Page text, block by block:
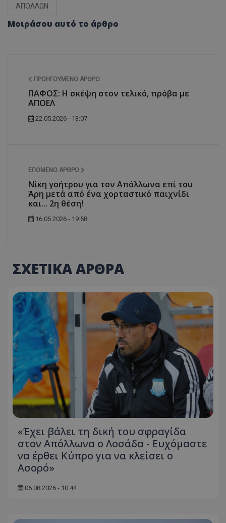
ΑΠΟΛΛΩΝ
Μοιράσου αυτό το άρθρο
ΠΡΟΗΓΟΎΜΕΝΟ ΆΡΘΡΟ
ΠΑΦΟΣ: Η σκέψη στον τελικό, πρόβα με
ΑΠΟΕΛ
22.05.2026 - 13:07
ΕΠΌΜΕΝΟ ΆΡΘΡΟ
Νίκη γοήτρου για τον Απόλλωνα επί του
Άρη μετά από ένα χορταστικό παιχνίδι
και... 2η θέση!
16.05.2026 - 19:58
ΣΧΕΤΙΚΑ ΑΡΘΡΑ
«Έχει βάλει τη δική του σφραγίδα
στον Απόλλωνα ο Λοσάδα - Ευχόμαστε
να έρθει Κύπρο για να κλείσει ο
Ασορό»
06.08.2026 - 10:44